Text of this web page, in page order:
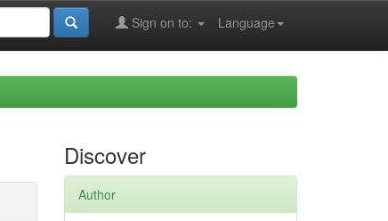
Language
Sign on to:
Discover
Author